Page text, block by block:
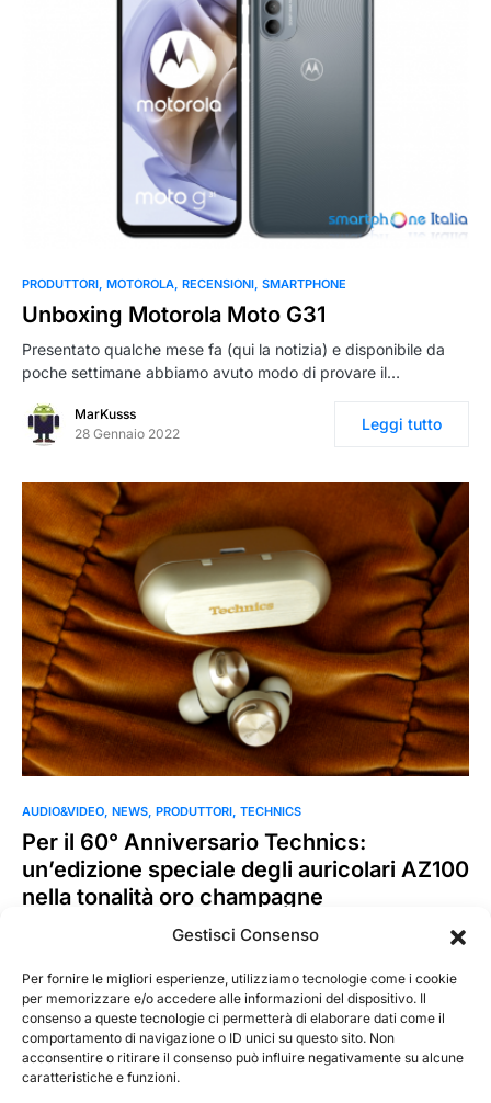
Gestisci Consenso
Per fornire le migliori esperienze, utilizziamo tecnologie come i cookie
per memorizzare e/o accedere alle informazioni del dispositivo. Il
consenso a queste tecnologie ci permetterà di elaborare dati come il
comportamento di navigazione o ID unici su questo sito. Non
acconsentire o ritirare il consenso può influire negativamente su alcune
caratteristiche e funzioni.
PRODUTTORI MOTOROLA RECENSIONI SMARTPHONE
Unboxing Motorola Moto G31
Presentato qualche mese fa (qui la notizia) e disponibile da
poche settimane abbiamo avuto modo di provare il…
MarKusss
28 Gennaio 2022
Leggi tutto
AUDIO&VIDEO NEWS PRODUTTORI TECHNICS
Per il 60° Anniversario Technics:
un’edizione speciale degli auricolari AZ100
nella tonalità oro champagne
In occasione del 60° anniversario, Technics presenta una
Wireless AZ100,…
MarKusss
5 Giugno 2025
Leggi tutto